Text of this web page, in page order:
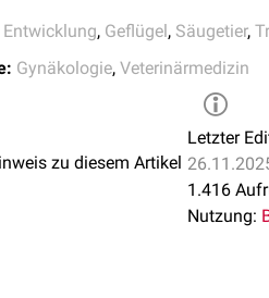
Entwicklung, Geflügel, Säugetier,
Gynäkologie, Veterinärmedizin
zu diesem Artikel
Letzter
1.416
Nutzung: